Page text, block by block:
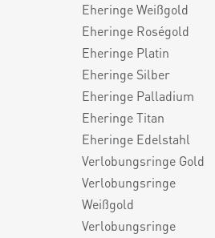
Eheringe Weißgold
Eheringe Roségold
Eheringe Platin
Eheringe Silber
Eheringe Palladium
Eheringe Titan
Eheringe Edelstahl
Verlobungsringe Gold
Verlobungsringe
Weißgold
Verlobungsringe